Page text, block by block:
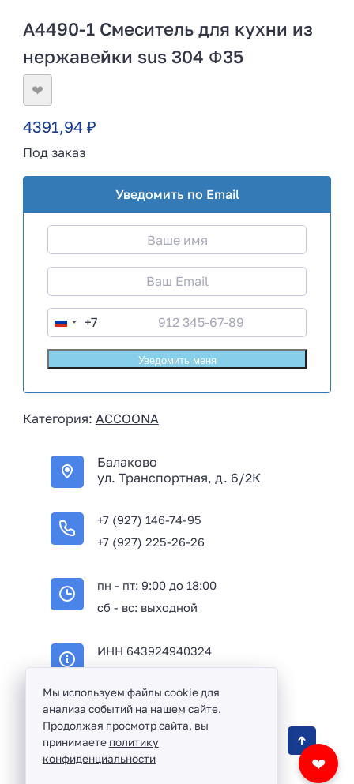
A4490-1 Смеситель для кухни из
нержавейки sus 304 Φ35
❤
4391,94 ₽
Под заказ
Уведомить по Email
R
u
s
a
7
+7
Категория: ACCOONA
Балаково
ул. Транспортная, д. 6/2К
+7 (927) 146-74-95
+7 (927) 225-26-26
пн - пт: 9:00 до 18:00
сб - вс: выходной
ИНН 643924940324
❤
Оптовая продажа сантехники и комплектующих
в Балаково и Саратовской области ©
Мы используем файлы cookie для
анализа событий на нашем сайте.
Продолжая просмотр сайта, вы
принимаете политику
конфиденциальности